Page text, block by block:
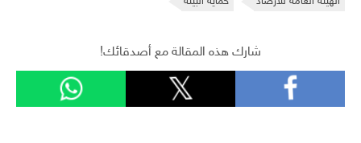
شارك هذه المقالة مع أصدقائك!